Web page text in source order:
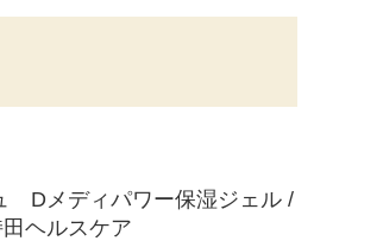
Dメディパワー保湿ジェル /
ヘルスケア